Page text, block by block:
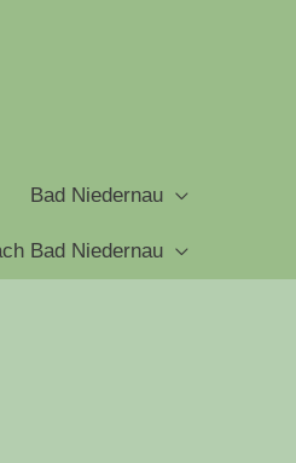
Bad Niedernau
Bad Niedernau